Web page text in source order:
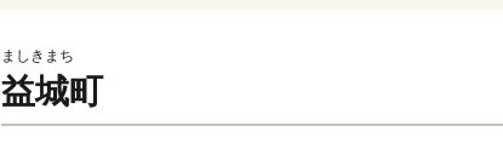
ましきまち
益城町